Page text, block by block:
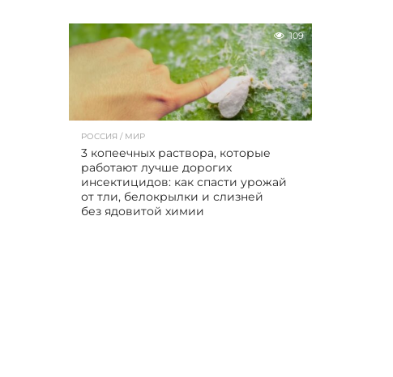
109
РОССИЯ / МИР
3 копеечных раствора, которые
работают лучше дорогих
инсектицидов: как спасти урожай
от тли, белокрылки и слизней
без ядовитой химии